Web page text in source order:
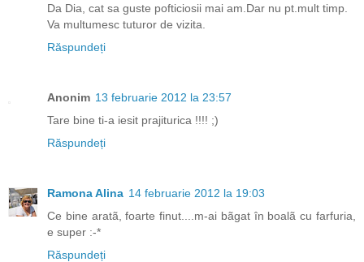
Da Dia, cat sa guste pofticiosii mai am.Dar nu pt.mult timp.
Va multumesc tuturor de vizita.
Răspundeți
Anonim 13 februarie 2012 la 23:57
Tare bine ti-a iesit prajiturica !!!! ;)
Răspundeți
Ramona Alina 14 februarie 2012 la 19:03
Ce bine aratã, foarte finut....m-ai bãgat în boalã cu farfuria,
e super :-*
Răspundeți